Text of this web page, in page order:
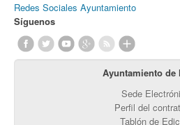
Redes Sociales Ayuntamiento
Síguenos
Ayuntamiento de
Sede
Perfil del
Tablón de